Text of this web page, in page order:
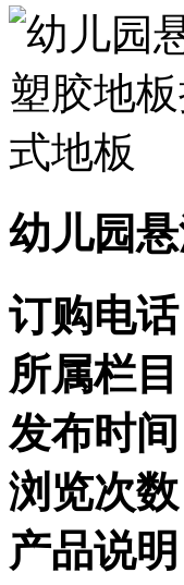
幼儿园
订购电话
所属栏目
发布时间
浏览次数
产品说明